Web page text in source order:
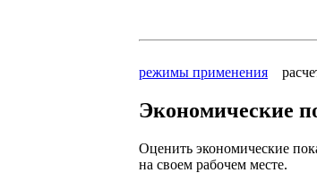
режимы применения
Экономические
Оценить экономические
на своем рабочем месте.